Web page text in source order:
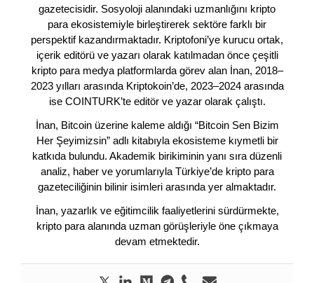
gazetecisidir. Sosyoloji alanındaki uzmanlığını kripto
para ekosistemiyle birleştirerek sektöre farklı bir
perspektif kazandırmaktadır. Kriptofoni’ye kurucu ortak,
içerik editörü ve yazarı olarak katılmadan önce çeşitli
kripto para medya platformlarda görev alan İnan, 2018–
2023 yılları arasında Kriptokoin’de, 2023–2024 arasında
ise COINTURK’te editör ve yazar olarak çalıştı.
İnan, Bitcoin üzerine kaleme aldığı “Bitcoin Sen Bizim
Her Şeyimizsin” adlı kitabıyla ekosisteme kıymetli bir
katkıda bulundu. Akademik birikiminin yanı sıra düzenli
analiz, haber ve yorumlarıyla Türkiye’de kripto para
gazeteciliğinin bilinir isimleri arasında yer almaktadır.
İnan, yazarlık ve eğitimcilik faaliyetlerini sürdürmekte,
kripto para alanında uzman görüşleriyle öne çıkmaya
devam etmektedir.